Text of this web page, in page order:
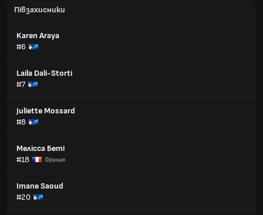
Півзахисники
Karen Araya
#6
Laila Dali-Storti
#7
Juliette Mossard
#8
Мелісса Беті
#18
Франція
Imane Saoud
#20